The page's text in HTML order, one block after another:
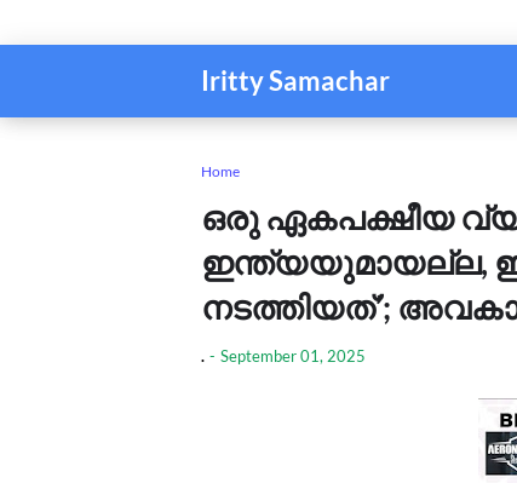
Iritty Samachar
Home
ഒരു ഏകപക്ഷീയ
ഇന്ത്യയുമായല്ല,
നടത്തിയത്’;
. - September 01, 2025